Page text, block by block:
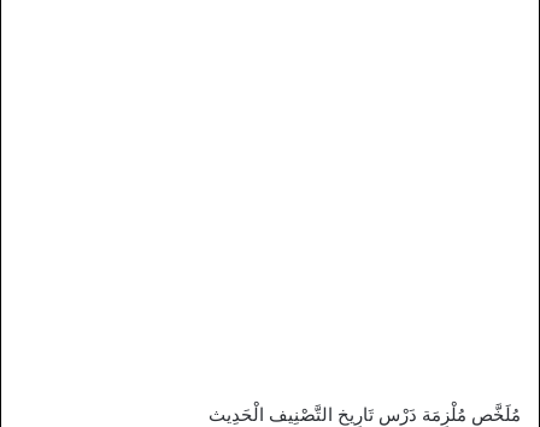
مُلَخَّص مُلْزِمَة دَرْس تَارِيخ التَّصْنِيف الْحَدِيث